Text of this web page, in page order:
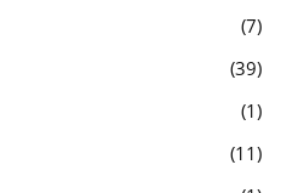
7
39
1
11